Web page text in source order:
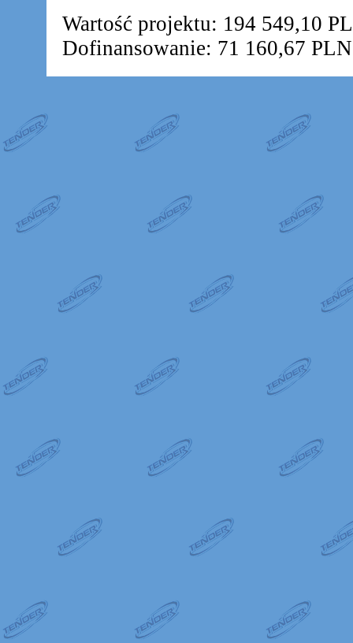
Wartość projektu: 194 549,10
Dofinansowanie: 71 160,67 PLN